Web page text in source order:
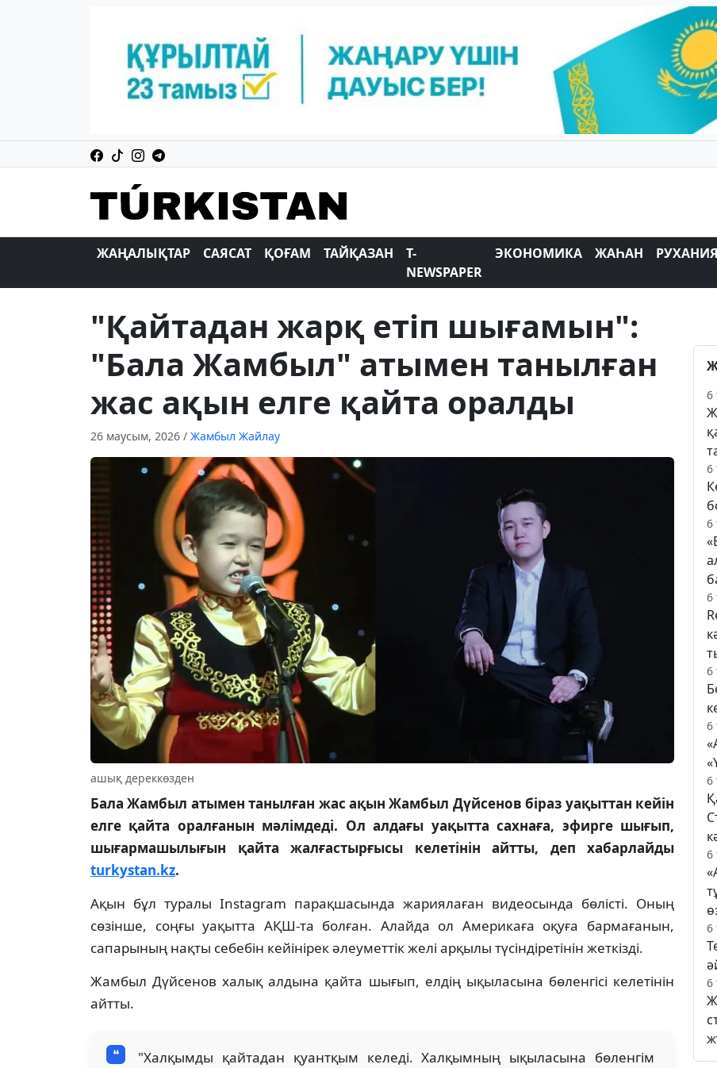
ЖАҢАЛЫҚТАР САЯСАТ ҚОҒАМ ТАЙҚАЗАН
T-
NEWSPAPER
ЭКОНОМИКА ЖАҺАН
"Қайтадан жарқ етіп шығамын":
"Бала Жамбыл" атымен танылған
жас ақын елге қайта оралды
26 маусым, 2026 / Жамбыл Жайлау
ашық дереккөзден
Бала Жамбыл атымен танылған жас ақын Жамбыл Дүйсенов біраз уақыттан кейін
елге қайта оралғанын мәлімдеді. Ол алдағы уақытта сахнаға, эфирге шығып,
шығармашылығын қайта жалғастырғысы келетінін айтты, деп хабарлайды
turkystan.kz.
Ақын бұл туралы Instagram парақшасында жариялаған видеосында бөлісті. Оның
сөзінше, соңғы уақытта АҚШ-та болған. Алайда ол Америкаға оқуға бармағанын,
сапарының нақты себебін кейінірек әлеуметтік желі арқылы түсіндіретінін жеткізді.
Жамбыл Дүйсенов халық алдына қайта шығып, елдің ықыласына бөленгісі келетінін
айтты.
"Халқымды қайтадан қуантқым келеді. Халқымның ықыласына бөленгім
6
6
6
6
6
6
6
6
6
6